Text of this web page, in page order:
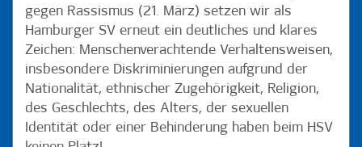
gegen Rassismus (21. März) setzen wir als
Hamburger SV erneut ein deutliches und klares
Zeichen: Menschenverachtende Verhaltensweisen,
insbesondere Diskriminierungen aufgrund der
Nationalität, ethnischer Zugehörigkeit, Religion,
des Geschlechts, des Alters, der sexuellen
Identität oder einer Behinderung haben beim HSV